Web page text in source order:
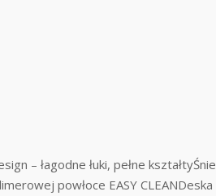
– łagodne łuki, pełne
powłoce EASY